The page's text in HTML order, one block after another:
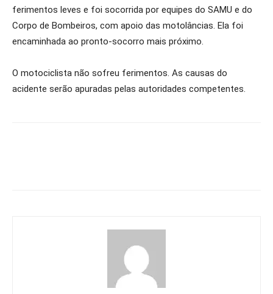
ferimentos leves e foi socorrida por equipes do SAMU e do
Corpo de Bombeiros, com apoio das motolâncias. Ela foi
encaminhada ao pronto-socorro mais próximo.
O motociclista não sofreu ferimentos. As causas do
acidente serão apuradas pelas autoridades competentes.